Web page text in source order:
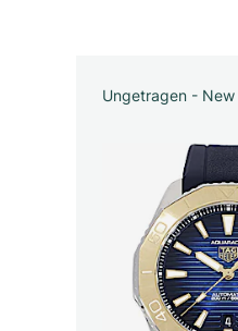
Ungetragen - New